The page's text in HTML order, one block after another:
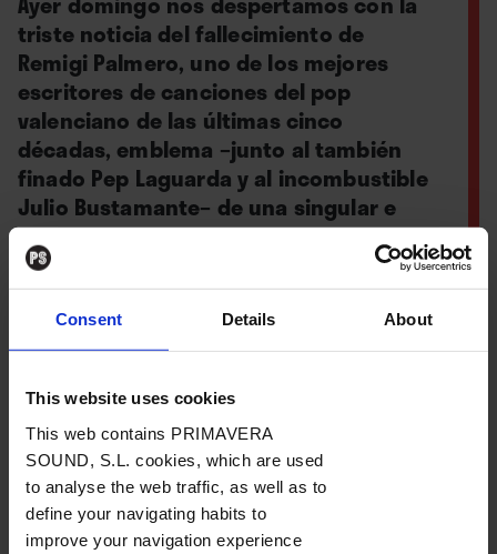
Consent Details About
This website uses cookies
This web contains PRIMAVERA
SOUND, S.L. cookies, which are used
to analyse the web traffic, as well as to
define your navigating habits to
improve your navigation experience
triste noticia del fallecimiento de
Remigi Palmero, uno de los mejores
escritores de canciones del pop
valenciano de las últimas cinco
décadas, emblema –junto al también
finado Pep Laguarda y al incombustible
Julio Bustamante– de una singular e
influyente alquimia musical que
siempre mereció mayor eco.
Por Carlos Pérez de Ziriza
26. 01. 2026
Trascendía ayer domingo por la mañana la noticia: